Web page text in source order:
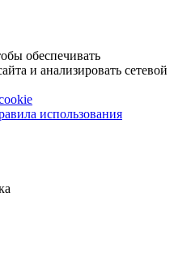
обеспечивать
и анализировать сетевой
использования